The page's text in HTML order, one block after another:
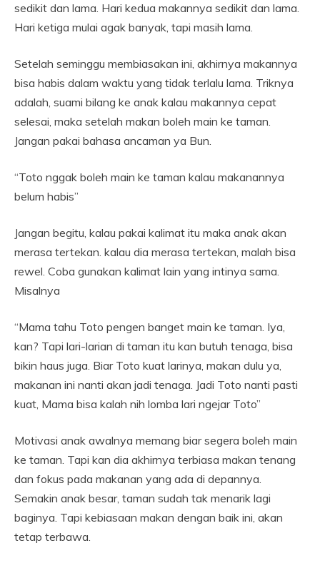
sedikit dan lama. Hari kedua makannya sedikit dan lama.
Hari ketiga mulai agak banyak, tapi masih lama.
Setelah seminggu membiasakan ini, akhirnya makannya
bisa habis dalam waktu yang tidak terlalu lama. Triknya
adalah, suami bilang ke anak kalau makannya cepat
selesai, maka setelah makan boleh main ke taman.
Jangan pakai bahasa ancaman ya Bun.
“Toto nggak boleh main ke taman kalau makanannya
belum habis”
Jangan begitu, kalau pakai kalimat itu maka anak akan
merasa tertekan. kalau dia merasa tertekan, malah bisa
rewel. Coba gunakan kalimat lain yang intinya sama.
Misalnya
“Mama tahu Toto pengen banget main ke taman. Iya,
kan? Tapi lari-larian di taman itu kan butuh tenaga, bisa
bikin haus juga. Biar Toto kuat larinya, makan dulu ya,
makanan ini nanti akan jadi tenaga. Jadi Toto nanti pasti
kuat, Mama bisa kalah nih lomba lari ngejar Toto”
Motivasi anak awalnya memang biar segera boleh main
ke taman. Tapi kan dia akhirnya terbiasa makan tenang
dan fokus pada makanan yang ada di depannya.
Semakin anak besar, taman sudah tak menarik lagi
baginya. Tapi kebiasaan makan dengan baik ini, akan
tetap terbawa.